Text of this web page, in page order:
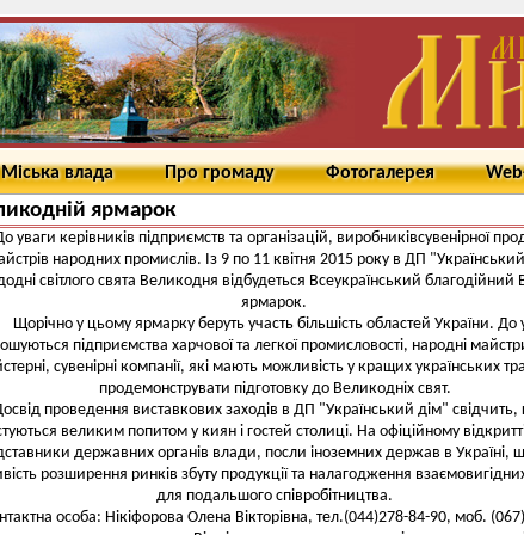
Міська влада Про громаду Фотогалерея
ярмарок
уваги керівників підприємств та організацій, виробниківсувенірної
народних промислів. Із 9 по 11 квітня 2015 року в ДП
світлого свята Великодня відбудеться Всеукраїнський благодійний
ярмарок.
Щорічно у цьому ярмарку беруть участь більшість областей України. До
підприємства харчової та легкої промисловості, народні
сувенірні компанії, які мають можливість у кращих українських
продемонструвати підготовку до Великодніх свят.
проведення виставкових заходів в ДП "Український дім"
великим попитом у киян і гостей столиці. На офіційному
державних органів влади, посли іноземних держав в Україні,
розширення ринків збуту продукції та налагодження
для подальшого співробітництва.
особа: Нікіфорова Олена Вікторівна, тел.(044)278-84-90, моб.